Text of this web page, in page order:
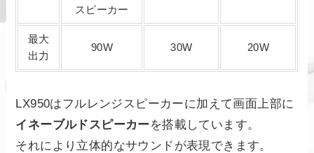
スピーカー
最大
出力
90W 30W 20W
LX950はフルレンジスピーカーに加えて画面上部に
イネーブルドスピーカーを搭載しています。
それにより立体的なサウンドが表現できます。